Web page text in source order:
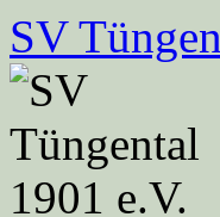
Zum
Inhalt
springen
SV